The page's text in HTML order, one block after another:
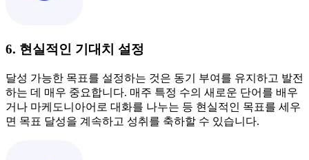
6. 현실적인 기대치 설정
달성 가능한 목표를 설정하는 것은 동기 부여를 유지하고 발전
하는 데 매우 중요합니다. 매주 특정 수의 새로운 단어를 배우
거나 마케도니아어로 대화를 나누는 등 현실적인 목표를 세우
면 목표 달성을 계속하고 성취를 축하할 수 있습니다.